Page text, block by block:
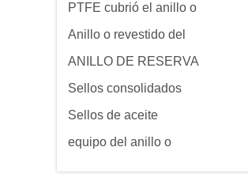
PTFE cubrió el anillo o
Anillo o revestido del
ANILLO DE RESERVA
Sellos consolidados
Sellos de aceite
equipo del anillo o